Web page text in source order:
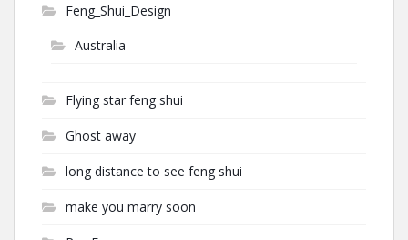
Feng_Shui_Design
Australia
Flying star feng shui
Ghost away
long distance to see feng shui
make you marry soon